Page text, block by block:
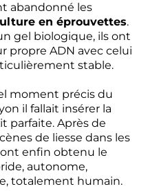
abandonné les
en éprouvettes.
gel biologique, ils ont
propre ADN avec celui
stable.
moment précis du
il fallait insérer la
parfaite. Après de
de liesse dans les
ont enfin obtenu le
autonome,
totalement humain.